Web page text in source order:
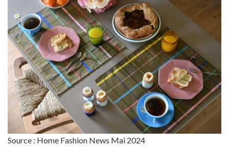
Source : Home Fashion News Mai 2024